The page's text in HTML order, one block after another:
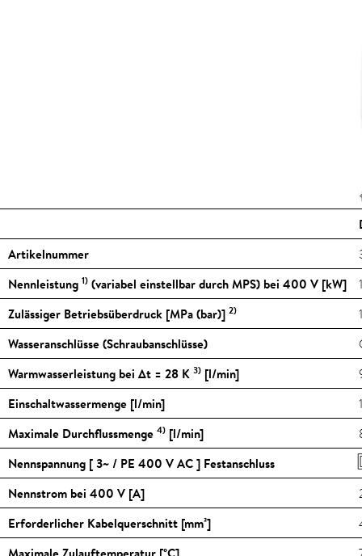
Artikelnummer
Nennleistung 1) (variabel einstellbar durch MPS) bei 400 V [kW]
Zulässiger Betriebsüberdruck [MPa (bar)] 2)
Wasseranschlüsse (Schraubanschlüsse)
Warmwasserleistung bei Δt = 28 K 3) [l/min]
Einschaltwassermenge [l/min]
Maximale Durchflussmenge 4) [l/min]
Nennspannung [ 3~ / PE 400 V AC ] Festanschluss
Nennstrom bei 400 V [A]
Erforderlicher Kabelquerschnitt [mm²]